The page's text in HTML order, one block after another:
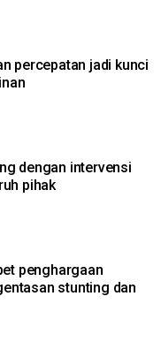
percepatan jadi kunci
dengan intervensi
pihak
penghargaan
stunting dan